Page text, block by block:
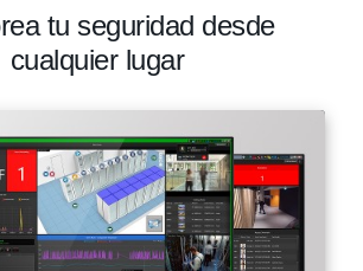
tu seguridad desde
cualquier lugar